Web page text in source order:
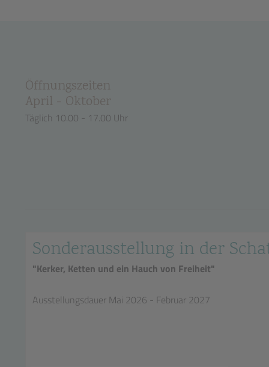
Öffnungszeiten
April - Oktober
Täglich 10.00 - 17.00 Uhr
Sonderausstellung in der
"Kerker, Ketten und ein Hauch von Freiheit"
Ausstellungsdauer Mai 2026 - Februar 2027